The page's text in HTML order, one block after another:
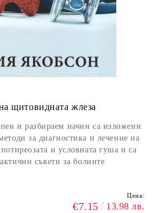
щитовидната жлеза
и разбираем начин са изложени
за диагностика и лечение на
и условната гуша и са
съвети за болните
Цена:
€7.15 13.98 лв.